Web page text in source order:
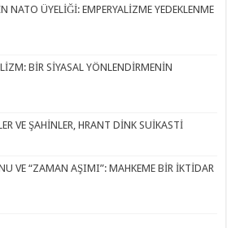
NATO ÜYELİĞİ: EMPERYALİZME YEDEKLENME
BİR SİYASAL YÖNLENDİRMENİN
VE ŞAHİNLER, HRANT DİNK SUİKASTİ
VE “ZAMAN AŞIMI”: MAHKEME BİR İKTİDAR